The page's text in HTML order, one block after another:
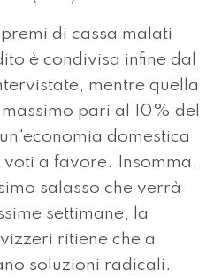
di cassa malati
è condivisa infine dal
mentre quella
pari al 10% del
domestica
a favore. Insomma,
salasso che verrà
settimane, la
ritiene che a
soluzioni radicali.